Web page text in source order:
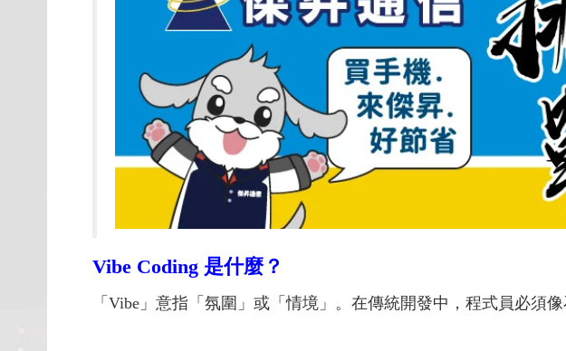
Vibe Coding 是什麼？
「Vibe」意指「氛圍」或「情境」。在傳統開發中，程式員必須